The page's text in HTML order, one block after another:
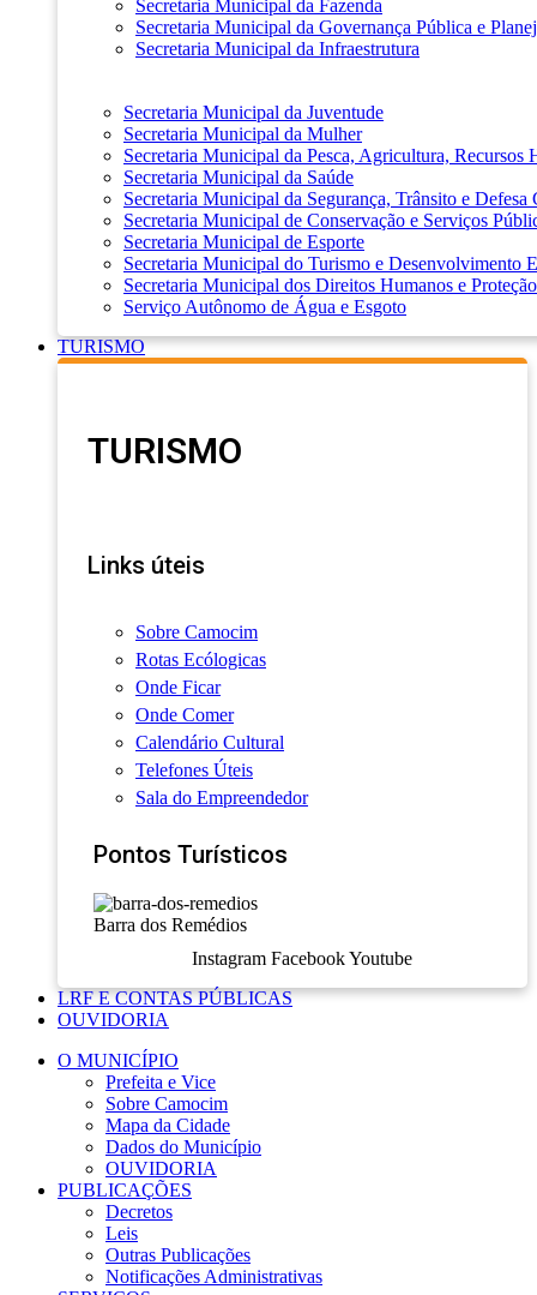
Secretaria Municipal da Fazenda
Secretaria Municipal da Governança Pública e
Secretaria Municipal da Infraestrutura
Secretaria Municipal da Juventude
Secretaria Municipal da Mulher
Secretaria Municipal da Pesca, Agricultura, Recursos
Secretaria Municipal da Saúde
Secretaria Municipal da Segurança, Trânsito e Defesa
Secretaria Municipal de Conservação e Serviços
Secretaria Municipal de Esporte
Secretaria Municipal do Turismo e Desenvolvimento
Secretaria Municipal dos Direitos Humanos e
Serviço Autônomo de Água e Esgoto
TURISMO
TURISMO
Links úteis
Sobre Camocim
Rotas Ecólogicas
Onde Ficar
Onde Comer
Calendário Cultural
Telefones Úteis
Sala do Empreendedor
Pontos Turísticos
Barra dos Remédios
Instagram Facebook Youtube
LRF E CONTAS PÚBLICAS
OUVIDORIA
O MUNICÍPIO
Prefeita e Vice
Sobre Camocim
Mapa da Cidade
Dados do Município
OUVIDORIA
PUBLICAÇÕES
Decretos
Leis
Outras Publicações
Notificações Administrativas